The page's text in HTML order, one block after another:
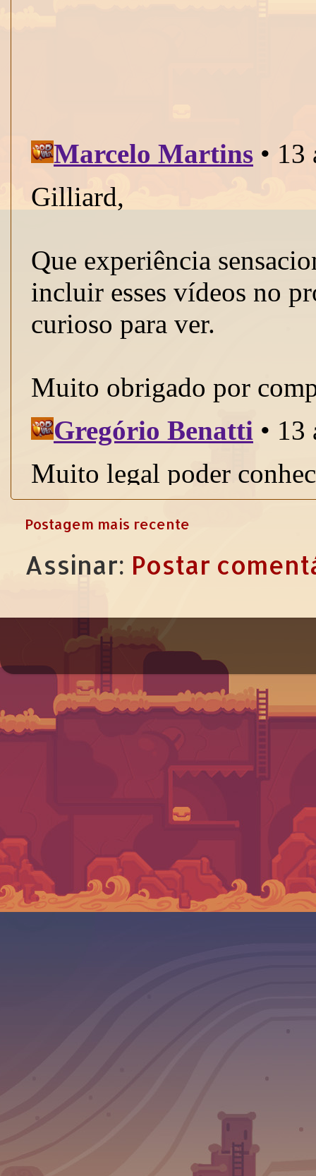
Postagem mais recente
Assinar: Postar